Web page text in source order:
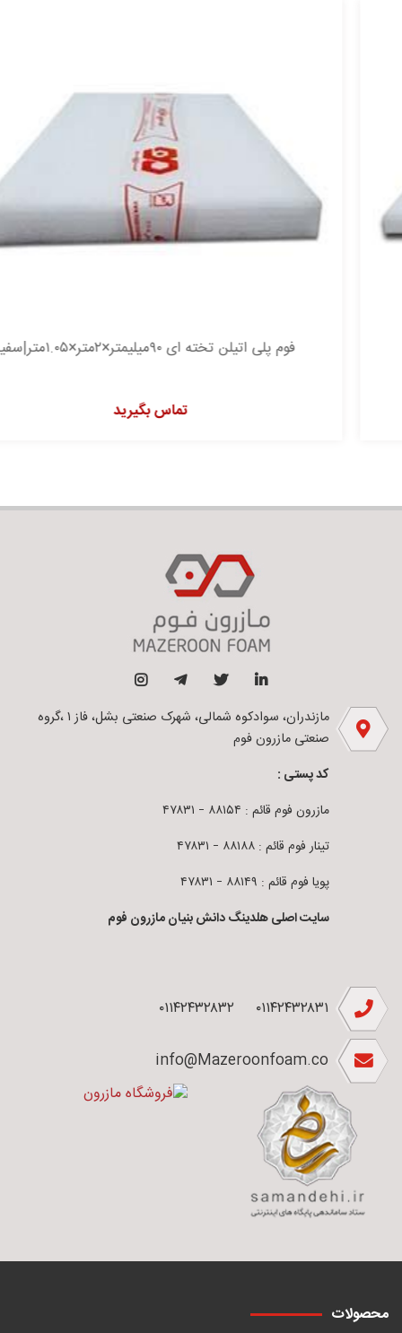
فوم پلی اتیلن تخته ای ۹۰میلیمتر×۲متر×۱.۰۵متر|سفید
تماس بگیرید
مازندران، سوادکوه شمالی، شهرک صنعتی بشل، فاز ۱ ،گروه
صنعتی مازرون فوم
کد پستی :
مازرون فوم قائم : ۸۸۱۵۴ – ۴۷۸۳۱
تینار فوم قائم : ۸۸۱۸۸ – ۴۷۸۳۱
پویا فوم قائم : ۸۸۱۴۹ – ۴۷۸۳۱
سایت اصلی هلدینگ دانش بنیان مازرون فوم
۰۱۱۴۲۴۳۲۸۳۱ ۰۱۱۴۲۴۳۲۸۳۲
info@Mazeroonfoam.co
محصولات